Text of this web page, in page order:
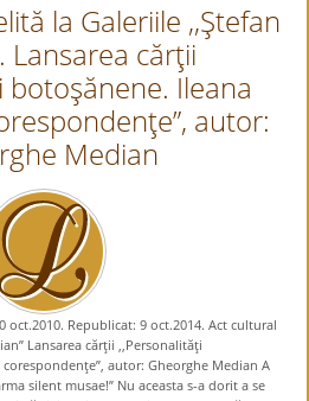
la Galeriile ,,Ştefan
Lansarea cărţii
botoşănene. Ileana
autor:
Median
Republicat: 9 oct.2014. Act cultural
Lansarea cărţii ,,Personalităţi
autor: Gheorghe Median A
silent musae!” Nu aceasta s-a dorit a se